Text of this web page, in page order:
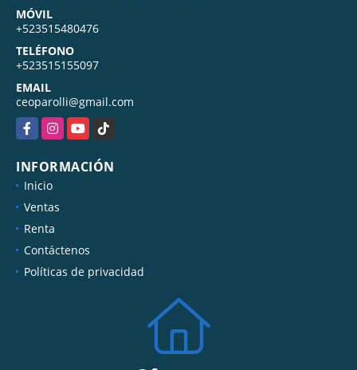
MÓVIL
+523515480476
TELÉFONO
+523515155097
EMAIL
ceoparolli@gmail.com
FacebookInstagramYouTubeTikTok
INFORMACIÓN
Inicio
Ventas
Renta
Contáctenos
Políticas de privacidad